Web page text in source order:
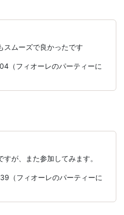
スムーズで良かったです
（フィオーレのパーティーに
が、また参加してみます。
（フィオーレのパーティーに